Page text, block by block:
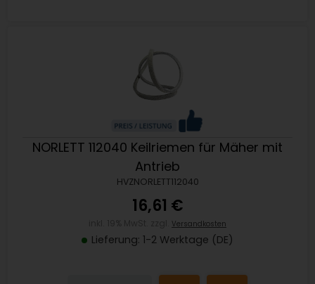
NORLETT 112040 Keilriemen für Mäher mit
Antrieb
HVZNORLETT112040
16,61 €
Versandkosten
Lieferung: 1-2 Werktage (DE)